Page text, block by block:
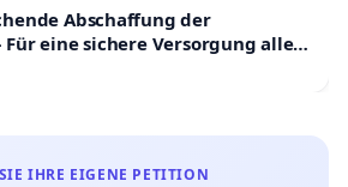
Abschaffung der
eine sichere Versorgung aller
IHRE EIGENE PETITION